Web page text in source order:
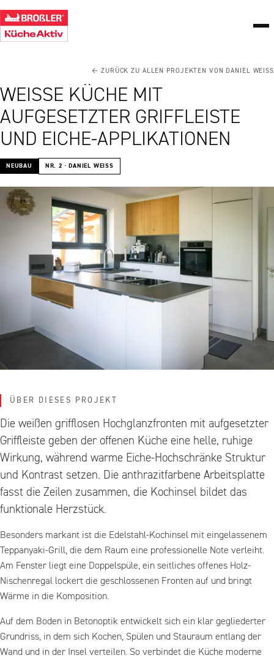
← ZURÜCK ZU ALLEN PROJEKTEN VON DANIEL WEISS
WEISSE KÜCHE MIT A
UFGESETZTER GRIFFLEISTE U
ND EICHE-APPLIKATIONEN
NEUBAU NR. 2 · DANIEL WEISS
ÜBER DIESES PROJEKT
Die weißen grifflosen Hochglanzfronten mit aufgesetzter
Griffleiste geben der offenen Küche eine helle, ruhige
Wirkung, während warme Eiche-Hochschränke Struktur
und Kontrast setzen. Die anthrazitfarbene Arbeitsplatte
fasst die Zeilen zusammen, die Kochinsel bildet das
funktionale Herzstück.
Besonders markant ist die Edelstahl-Kochinsel mit eingelassenem
Teppanyaki-Grill, die dem Raum eine professionelle Note verleiht.
Am Fenster liegt eine Doppelspüle, ein seitliches offenes Holz-
Nischenregal lockert die geschlossenen Fronten auf und bringt
Wärme in die Komposition.
Auf dem Boden in Betonoptik entwickelt sich ein klar gegliederter
Grundriss, in dem sich Kochen, Spülen und Stauraum entlang der
Wand und in der Insel verteilen. So verbindet die Küche moderne